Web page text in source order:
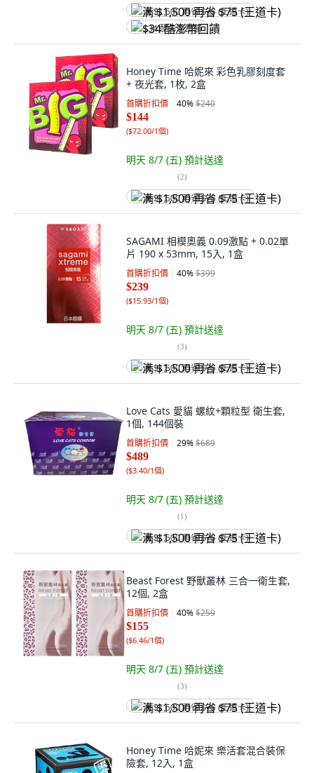
满 $1,500 再省 $75 (王道卡)
$34 酷澎幣回饋
Honey Time 哈妮來 彩色乳膠刻度套
+ 夜光套, 1枚, 2盒
首購折扣價 40%$240
$144
($72.00/1個)
明天 8/7 (五) 預計送達
(2)
满 $1,500 再省 $75 (王道卡)
SAGAMI 相模奧義 0.09激點 + 0.02單
片 190 x 53mm, 15入, 1盒
首購折扣價 40%$399
$239
($15.93/1個)
明天 8/7 (五) 預計送達
(3)
满 $1,500 再省 $75 (王道卡)
Love Cats 愛貓 螺紋+顆粒型 衛生套,
1個, 144個裝
首購折扣價 29%$689
$489
($3.40/1個)
明天 8/7 (五) 預計送達
(1)
满 $1,500 再省 $75 (王道卡)
Beast Forest 野獸叢林 三合一衛生套,
12個, 2盒
首購折扣價 40%$259
$155
($6.46/1個)
明天 8/7 (五) 預計送達
(3)
满 $1,500 再省 $75 (王道卡)
Honey Time 哈妮來 樂活套混合裝保
險套, 12入, 1盒